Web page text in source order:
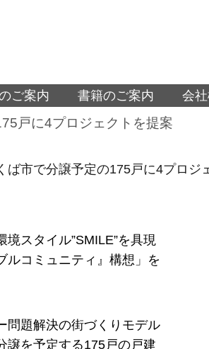
ご案内 書籍のご案内 会
戸に4プロジェクトを提案
ば市で分譲予定の175戸に4プロジ
スタイル”SMILE”を具現
ルコミュニティ』構想」を
問題解決の街づくりモデル
譲を予定する175戸の戸建